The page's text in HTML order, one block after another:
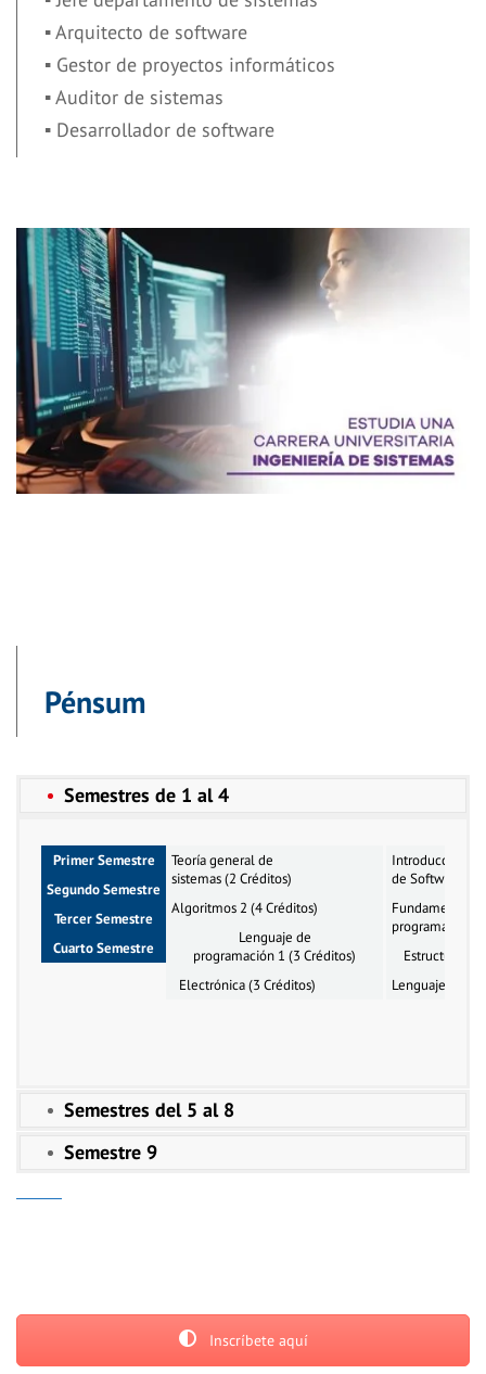
▪ Arquitecto de software
▪ Gestor de proyectos informáticos
▪ Auditor de sistemas
▪ Desarrollador de software
Pénsum
Semestres de 1 al 4
Primer Semestre
Segundo Semestre
Tercer Semestre
Cuarto Semestre
Teoría general de
sistemas (2 Créditos)
Algoritmos 2 (4 Créditos)
Lenguaje de
programación 1 (3 Créditos)
Electrónica (3 Créditos)
Introducción al
de Software (3
Fundamentos
programación
Estructura de
Lenguaje de
Semestres del 5 al 8
Semestre 9
Inscríbete aquí